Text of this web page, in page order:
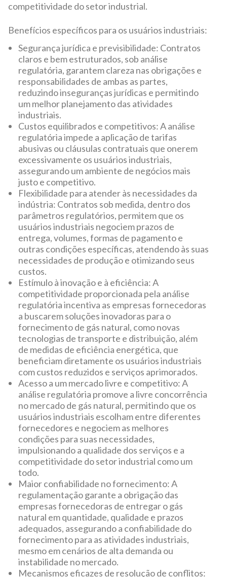
competitividade do setor industrial.
Benefícios específicos para os usuários industriais:
Segurança jurídica e previsibilidade: Contratos
claros e bem estruturados, sob análise
regulatória, garantem clareza nas obrigações e
responsabilidades de ambas as partes,
reduzindo inseguranças jurídicas e permitindo
um melhor planejamento das atividades
industriais.
Custos equilibrados e competitivos: A análise
regulatória impede a aplicação de tarifas
abusivas ou cláusulas contratuais que onerem
excessivamente os usuários industriais,
assegurando um ambiente de negócios mais
justo e competitivo.
Flexibilidade para atender às necessidades da
indústria: Contratos sob medida, dentro dos
parâmetros regulatórios, permitem que os
usuários industriais negociem prazos de
entrega, volumes, formas de pagamento e
outras condições específicas, atendendo às suas
necessidades de produção e otimizando seus
custos.
Estímulo à inovação e à eficiência: A
competitividade proporcionada pela análise
regulatória incentiva as empresas fornecedoras
a buscarem soluções inovadoras para o
fornecimento de gás natural, como novas
tecnologias de transporte e distribuição, além
de medidas de eficiência energética, que
beneficiam diretamente os usuários industriais
com custos reduzidos e serviços aprimorados.
Acesso a um mercado livre e competitivo: A
análise regulatória promove a livre concorrência
no mercado de gás natural, permitindo que os
usuários industriais escolham entre diferentes
fornecedores e negociem as melhores
condições para suas necessidades,
impulsionando a qualidade dos serviços e a
competitividade do setor industrial como um
todo.
Maior confiabilidade no fornecimento: A
regulamentação garante a obrigação das
empresas fornecedoras de entregar o gás
natural em quantidade, qualidade e prazos
adequados, assegurando a confiabilidade do
fornecimento para as atividades industriais,
mesmo em cenários de alta demanda ou
instabilidade no mercado.
Mecanismos eficazes de resolução de conflitos: